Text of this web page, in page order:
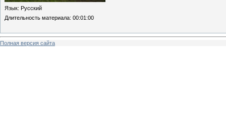
Язык: Русский
Длительность материала: 00:01:00
Полная версия сайта